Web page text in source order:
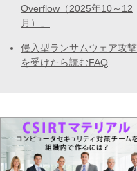
Overflow（2025年10～12
月）」
侵入型ランサムウェア攻撃
を受けたら読むFAQ